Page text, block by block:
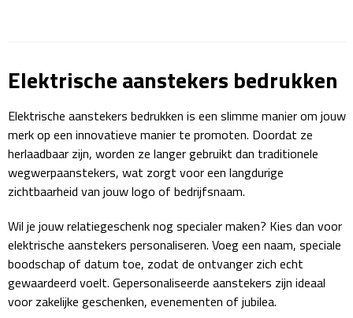
Fietstassen
Koeltassen & koelboxen
Picknick rugtassen
Lunchtassen
Elektrische aanstekers bedrukken
Elektrische aanstekers bedrukken is een slimme manier om jouw
merk op een innovatieve manier te promoten. Doordat ze
herlaadbaar zijn, worden ze langer gebruikt dan traditionele
wegwerpaanstekers, wat zorgt voor een langdurige
zichtbaarheid van jouw logo of bedrijfsnaam.
Wil je jouw relatiegeschenk nog specialer maken? Kies dan voor
elektrische aanstekers personaliseren. Voeg een naam, speciale
boodschap of datum toe, zodat de ontvanger zich echt
gewaardeerd voelt. Gepersonaliseerde aanstekers zijn ideaal
voor zakelijke geschenken, evenementen of jubilea.